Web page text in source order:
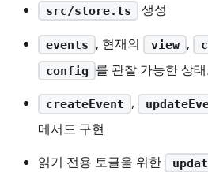
src/store.ts 생성
events , 현재의 view ,
config 를 관찰 가능한 상
createEvent ,
메서드 구현
읽기 전용 토글을 위한